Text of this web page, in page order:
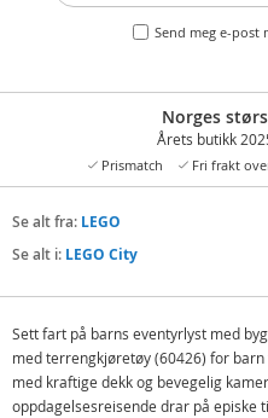
Send meg e-post
Norges
Årets butikk
Prismatch Fri frakt
Se alt fra: LEGO
Se alt i: LEGO City
Sett fart på barns eventyrlyst med
med terrengkjøretøy (60426) for
med kraftige dekk og bevegelig
oppdagelsesreisende drar på episke